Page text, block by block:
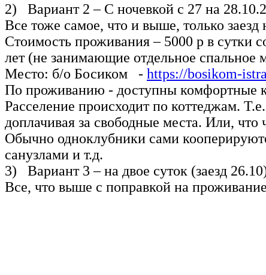
2) Вариант 2 – С ночевкой с 27 на
Все тоже самое, что и выше, только
Стоимость проживания – 5000 р в сутки
лет (не занимающие отдельное спальное
Место: б/о Босиком - https://bosikom-
По проживанию - доступны комфортные
Расселение происходит по коттеджам.
доплачивая за свободные места. Или,
Обычно одноклубники сами
санузлами и т.д.
3) Вариант 3 – на двое суток (заезд
Все, что выше с поправкой на